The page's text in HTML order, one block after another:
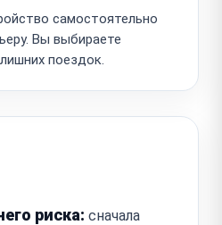
самостоятельно
Вы выбираете
поездок.
риска: сначала